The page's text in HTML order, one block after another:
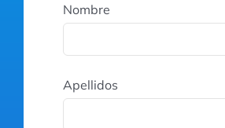
Nombre
Apellidos